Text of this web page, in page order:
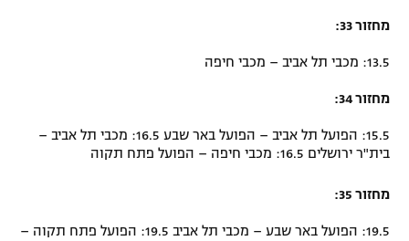
תקנון פעילות ספורט 1
מחזור 33:
13.5: מכבי תל אביב – מכבי חיפה
מחזור 34:
15.5: הפועל תל אביב – הפועל באר שבע 16.5: מכבי תל אביב –
בית"ר ירושלים 16.5: מכבי חיפה – הפועל פתח תקוה
מחזור 35:
19.5: הפועל באר שבע – מכבי תל אביב 19.5: הפועל פתח תקוה –